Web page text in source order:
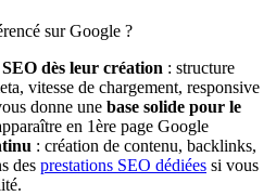
sur Google ?
dès leur création : structure
vitesse de chargement, responsive
donne une base solide pour le
en 1ère page Google
: création de contenu, backlinks,
des prestations SEO dédiées si vous